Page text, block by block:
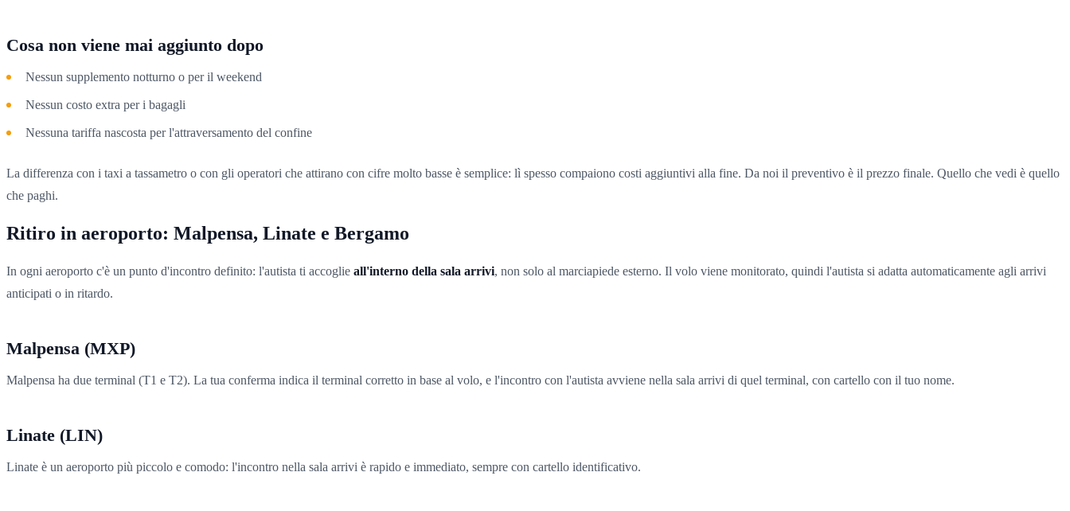
Cosa non viene mai aggiunto dopo
Nessun supplemento notturno o per il weekend
Nessun costo extra per i bagagli
Nessuna tariffa nascosta per l'attraversamento del confine
La differenza con i taxi a tassametro o con gli operatori che attirano con cifre molto basse è semplice: lì spesso compaiono costi aggiuntivi alla fine. Da noi il preventivo è il prezzo finale. Quello che vedi è quello
che paghi.
Ritiro in aeroporto: Malpensa, Linate e Bergamo
In ogni aeroporto c'è un punto d'incontro definito: l'autista ti accoglie all'interno della sala arrivi, non solo al marciapiede esterno. Il volo viene monitorato, quindi l'autista si adatta automaticamente agli arrivi
anticipati o in ritardo.
Malpensa (MXP)
Malpensa ha due terminal (T1 e T2). La tua conferma indica il terminal corretto in base al volo, e l'incontro con l'autista avviene nella sala arrivi di quel terminal, con cartello con il tuo nome.
Linate (LIN)
Linate è un aeroporto più piccolo e comodo: l'incontro nella sala arrivi è rapido e immediato, sempre con cartello identificativo.